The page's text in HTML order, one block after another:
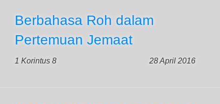
Berbahasa Roh dalam
Pertemuan Jemaat
1 Korintus 8 28 April 2016